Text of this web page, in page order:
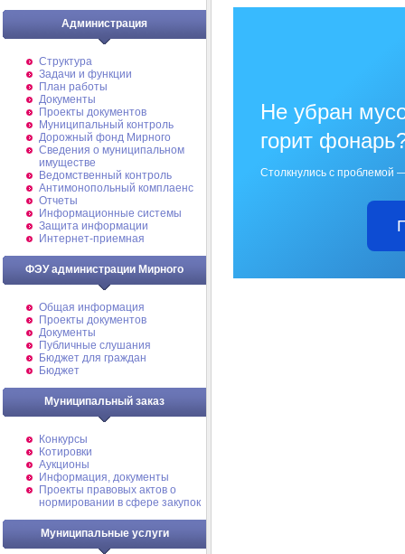
Администрация
Структура
Задачи и функции
План работы
Документы
Проекты документов
Муниципальный контроль
Дорожный фонд Мирного
Cведения о муниципальном
имуществе
Ведомственный контроль
Антимонопольный комплаенс
Отчеты
Информационные системы
Защита информации
Интернет-приемная
ФЭУ администрации Мирного
Общая информация
Проекты документов
Документы
Публичные слушания
Бюджет для граждан
Бюджет
Муниципальный заказ
Конкурсы
Котировки
Аукционы
Информация, документы
Проекты правовых актов о
нормировании в сфере закупок
Муниципальные услуги
Не убран
горит
Столкнулись с проблемой